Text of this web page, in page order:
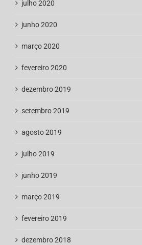
julho 2020
junho 2020
março 2020
fevereiro 2020
dezembro 2019
setembro 2019
agosto 2019
julho 2019
junho 2019
março 2019
fevereiro 2019
dezembro 2018